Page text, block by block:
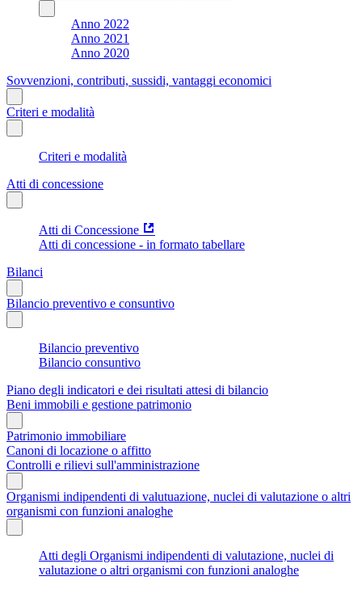
Anno 2022
Anno 2021
Anno 2020
Sovvenzioni, contributi, sussidi, vantaggi economici
Criteri e modalità
Criteri e modalità
Atti di concessione
Atti di Concessione
Atti di concessione - in formato tabellare
Bilanci
Bilancio preventivo e consuntivo
Bilancio preventivo
Bilancio consuntivo
Piano degli indicatori e dei risultati attesi di bilancio
Beni immobili e gestione patrimonio
Patrimonio immobiliare
Canoni di locazione o affitto
Controlli e rilievi sull'amministrazione
Organismi indipendenti di valutuazione, nuclei di valutazione o altri
organismi con funzioni analoghe
Atti degli Organismi indipendenti di valutazione, nuclei di
valutazione o altri organismi con funzioni analoghe